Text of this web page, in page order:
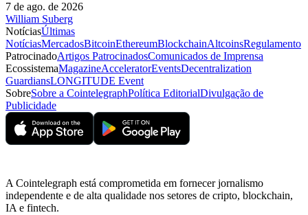
7 de ago. de 2026
William Suberg
NotíciasÚltimas
NotíciasMercadosBitcoinEthereumBlockchainAltcoinsRegulamento
PatrocinadoArtigos PatrocinadosComunicados de Imprensa
EcossistemaMagazineAcceleratorEventsDecentralization
GuardiansLONGITUDE Event
SobreSobre a CointelegraphPolítica EditorialDivulgação de
Publicidade
A Cointelegraph está comprometida em fornecer jornalismo
independente e de alta qualidade nos setores de cripto, blockchain,
IA e fintech.